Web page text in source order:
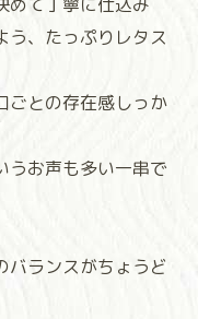
う、たっぷりレタス
ごとの存在感しっか
うお声も多い一串で
バランスがちょうど